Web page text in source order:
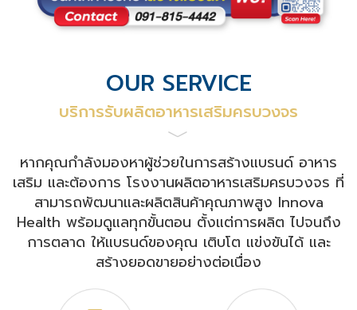
OUR SERVICE
บริการรับผลิตอาหารเสริมครบวงจร
﹀
หากคุณกำลังมองหาผู้ช่วยในการสร้างแบรนด์ อาหาร
เสริม และต้องการ โรงงานผลิตอาหารเสริมครบวงจร ที่
สามารถพัฒนาและผลิตสินค้าคุณภาพสูง Innova
Health พร้อมดูแลทุกขั้นตอน ตั้งแต่การผลิต ไปจนถึง
การตลาด ให้แบรนด์ของคุณ เติบโต แข่งขันได้ และ
สร้างยอดขายอย่างต่อเนื่อง